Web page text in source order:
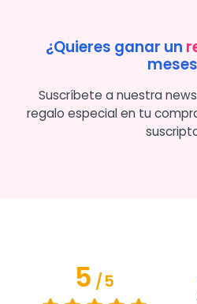
¿Quieres ganar un
Suscríbete a nuestra
regalo especial en tu
5/5